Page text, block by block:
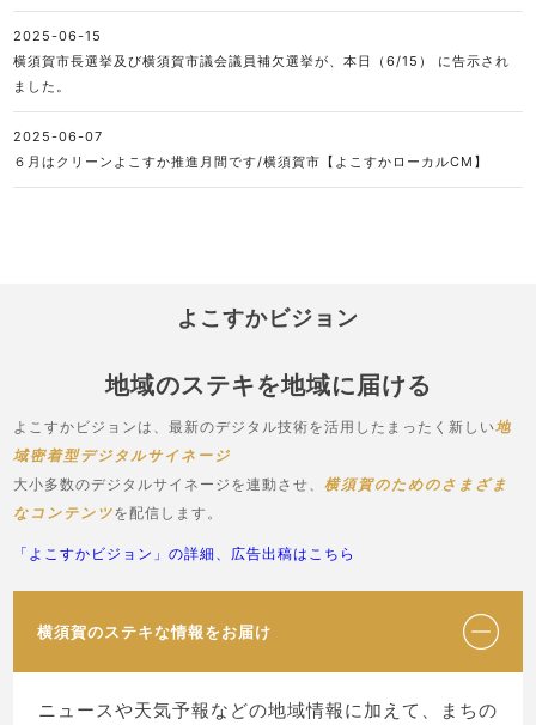
2025-06-15
横須賀市長選挙及び横須賀市議会議員補欠選挙が、本日（6/15） に告示され
ました。
2025-06-07
６月はクリーンよこすか推進月間です/横須賀市【よこすかローカルCM】
よこすかビジョン
地域のステキを地域に届ける
よこすかビジョンは、最新のデジタル技術を活用したまったく新しい地
域密着型デジタルサイネージ
大小多数のデジタルサイネージを連動させ、横須賀のためのさまざま
なコンテンツを配信します。
「よこすかビジョン」の詳細、広告出稿はこちら
横須賀のステキな情報をお届け
ニュースや天気予報などの地域情報に加えて、まちの